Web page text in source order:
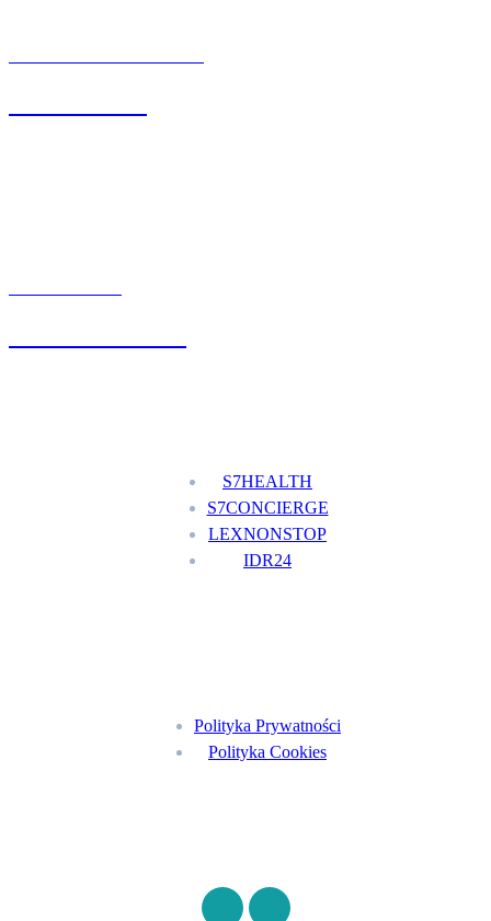
S7HEALTH
S7CONCIERGE
LEXNONSTOP
IDR24
Polityka Prywatności
Polityka Cookies